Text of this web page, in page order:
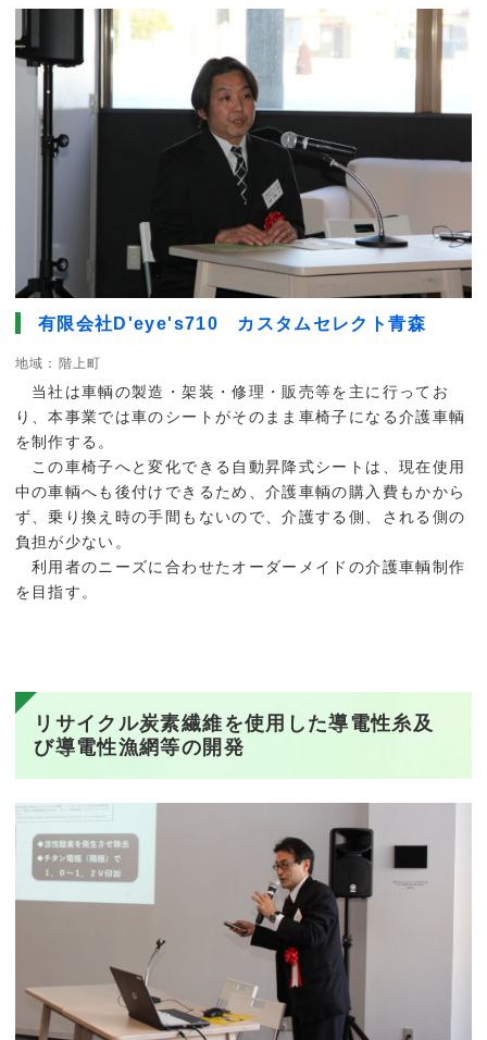
有限会社D'eye's710 カスタムセレクト青森
地域：階上町
当社は車輌の製造・架装・修理・販売等を主に行ってお
り、本事業では車のシートがそのまま車椅子になる介護車輌
を制作する。
この車椅子へと変化できる自動昇降式シートは、現在使用
中の車輌へも後付けできるため、介護車輌の購入費もかから
ず、乗り換え時の手間もないので、介護する側、される側の
負担が少ない。
利用者のニーズに合わせたオーダーメイドの介護車輌制作
を目指す。
リサイクル炭素繊維を使用した導電性糸及
び導電性漁網等の開発